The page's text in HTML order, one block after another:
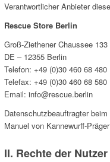
Verantwortlicher Anbieter
Rescue Store Berlin
Groß-Ziethener Chaussee 133
DE – 12355 Berlin
Telefon: +49 (0)30 460 68 480
Telefax: +49 (0)30 460 68 580
Email: info@rescue.berlin
Datenschutzbeauftragter
Manuel von Kannewurff-Präger
II. Rechte der